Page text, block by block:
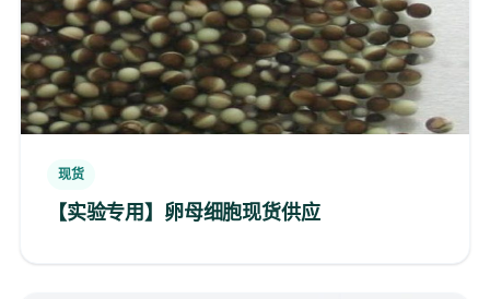
现货
【实验专用】卵母细胞现货供应